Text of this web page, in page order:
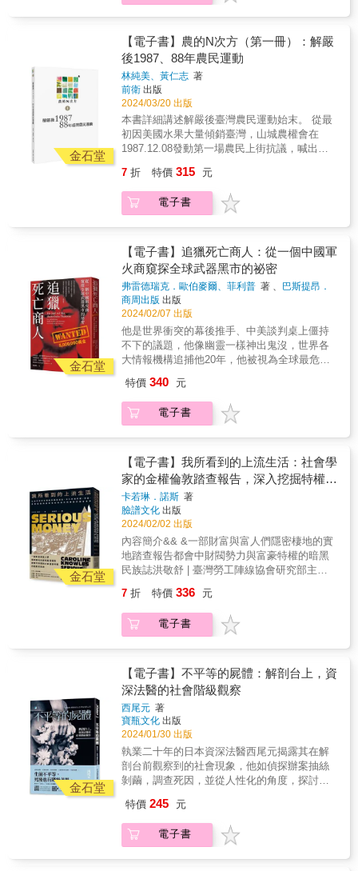
影響程度「相對」是比較輕微的，但也引起了
美國是如何面對這樣的危機，整個社會的各個
層面、各個機構都必須面對與病毒之間貨真價
實的「戰鬥」。書中除了從小人物的視角出發
來描寫整個社會怎麼因應危機外，也討論了其
他國家的做法，而臺灣正是屬於被高度讚揚的
一類。這一波疫情過去，但我們隨時必須要準
備好面對下一個未知的危機，這是屬於全民的
公衛基本功。而本書正是透過社會學家精采的
文筆，提供不可或缺的紀錄、批判，以及省
思。──陳方隅／美國臺灣觀測站主編、東吳大
學政治系助理教授&本書通過不同人物在
COVID-19疫情中的親身經歷，生動地展現了環
境變動對個人生活的深刻影響。這是一本不可
會結構。──陳端容／美國哥倫比亞大學社會學
博士、國立臺灣大學公共衛生學院健康行為與
社區科學研究所教授&2020年起的新冠疫情，
對於社會局勢發展以及人群生命處境有什麼影
響？這個歷史事件又可以帶來哪些啟發？這是
社會學家克林南柏格在這本書裡面想要告訴讀
者的兩件事情。他讓個人的微觀經驗與社會的
巨觀分析交織進行，藉以勾勒出疫情發展以來
的各種大小面向。本書內容雖然有美國中心的
格局限制，但臺灣、澳洲、英國等地的衛生策
且深入，再次強調了作者對於社會團結的關
注。這些創見，對於我們思考如何可能讓社會
在災難後浴火重生，非常重要。──陳嘉新／國
立陽明交通大學科技與社會研究所教授&【各界
好評】艾瑞克．克林南柏格透過七名歷經2020
年世界性大流行病的紐約人切身經驗，藉以探
討這場瘟疫的意義和影響，他的成果就是這本
既有人性的親密感又不失廣博的著作，揭示了
社會團結的重要性及其脆弱性。──伊麗莎白．
寇伯特（Elizabeth Kolbert）／普立茲獎得主、
《第六次大滅絕》作者&克林南伯格針對動蕩的
2020年蒐集到精采的「社會驗屍」報告，其中
散的&hellip;&hellip;這部對COVID-19當下混亂
和災難的優秀探討之作，能與勞倫斯．萊特
（Lawrence Wright）的《大疫年》（The
時，具備透徹的清醒、決心和團結精神。
──《書單》（Publishers Weekly）星級好評&
經過嚴密的研究......［克林南伯格］藉由七個
人物的側寫，向人們面對可怕困境時所展現的
韌性和慷慨致敬......這本書令人入迷，捕捉到
新冠大流行所特有的那種揮之不去的不確定
性，同時評估了其全球影響力，以及未來我們
可能面臨的挑戰。這本重要著作有其廣度。
──《圖書館雜誌》（Library Journal）星級好
評&文筆優美，研究透徹。──《經濟學人》
證無疑的研究文獻與曼恩本人的生命故事。本
在讓我倍感興奮，印象深刻。
&mdash;&mdash;德蕭恩・L・哈里森／《野獸
腹中：反肥胖與反黑人的政治》作者&&
尾聲笑說，『是民主社會的剋星。』」如果我
們希望能夠抵擋史骷髏那「我哪一點不如你」
的人性誘惑，如果我們還相信民主社會的真正
價值。或許我們可以從本書中找到一些答案。
&mdash;&mdash;李取中，《大誌雜誌》、
《The Affairs 週刊編集》總編輯&這本書雖然
說的是美國，但卻非常像是現在的台灣，值得
深思。&mdash;&mdash;蔡依橙，陪你看國際
新聞創辦人&當人類還在為訊息繭房、同溫層部
落化等現象困擾，還在為無孔不入的假新聞撕
裂社會感到憂懼，2023開年，全世界被
量製造看似通順暢達的文章，而其中可能有許
多包含錯誤、虛假訊息，並被人刻意散布。今
時此刻，當機器的智能化進展一日千里，「智
刻品讀。&mdash;&mdash;謝宇程，【真識】
知識內容服務創辦人&「無知」是個討人厭的東
西。因為無知，當在乎的人身心不適時，不知
該如何協助；因為無知，選舉時不知該投誰；
當社會出現爭議時，也不知該站在哪一邊。因
為無知，很多事情都不知該怎麼辦。然而，無
知是有救的，因為無知，所以去追求解答，詢
問專家。但在資訊發達的現代，卻量產了「不
知道自己無知」的人。這些人不僅帶給眾人紛
擾、給自己引來麻煩，還不知問題的源頭就是
&mdash;&mdash;冀劍制，華梵大學東方人文
思想研究所教授&湯姆．尼可斯正為真正了解自
己發言意義的勇敢知識份子而戰。在這本說服
為什麼專家經常被漠視，而我們又該做什麼讓
經認可的知識能被看重。&mdash;&mdash;勞
倫斯．弗里德曼（Sir Lawrence Freedman），
倫敦國王學院講座教授、戰爭史名著《戰略大
歷史》作者&正面面對後真相時代的危險問題並
提出解方。一本具有說服力的好書，完全就是
我們正需要的。&mdash;&mdash;伊恩．布雷
默（Ian Bremmer），政治顧問公司歐亞集團總
等&熱血十足&hellip;&hellip;熱中政治與新聞的
讀者將點頭如搗蒜。&mdash;&mdash;《出版
者週刊》（Publishers Weekly）&迫切的問
題，精闢的分析。&mdash;&mdash;《科克斯
書評》（Kirkus）
治理城市的實務經驗，反思汽車文化重鎮暨輸
沉痾與治安死角。他也探討近年道路文化的典
範轉移，公共政策除了設想私人機動車的空間
需求，也應考量行人步行舒適性、社區鄰里的
社交場所，以及對大自然最友善的土地利用方
式。打破交通運輸慣有的政策想像，創造符合
時代需求的新都會格局，我們就能在灰暗瀝青
地上找出城市永續的生機。&▌海外媒體好評讚
譽&娛樂性貫徹全書，不時可見笑料。──《紐
車問題中複雜的規則是怎麼影響到我們每一
作者是很內行的嚮導，能帶人認識這難解的議
題。──《科克斯書評》（Kirkus Reviews）&
本書有生動的案例與插圖&hellip;&hellip;葛瑞巴
爾提出證據、強而有力證明了停車空間少一
些，美國人的生活會更好得多。──《出版人週
刊》（Publishers Weekly）&▌國內推薦人口碑
好評&《神啊，請賜我一個停車位》這本書指出
了美國深陷於車本社會的代價，作者指出，美
國人期望停車不僅要「方便、易達、而且免
費」。本書的立論相當簡單：「美國停車位太
多，住房太少。」在整體社會過度仰賴汽車的
情形下，收入不平等的美國已將普通市民推向
卻矛盾地成為工薪階級討生活的硬需求，於是
陷入惡性循環。&回望臺灣，根據統計，我國截
至2024年3月已有超過860萬輛汽車。以每格停
的空間停放汽車，這相當於250萬戶14坪的單人
住房。多一輛車，就需要多一個停車位。車本
社會的隱形代價，除了對於安全與平等的衝擊
之外，在經濟效率上更有可能是一種負擔。美
國地大物博，或許還有一些條件可以浪費，但
用有限的空間，例如積極地推動高品質、可負
擔的大眾運輸系統，並有計畫減少對於私人車
輛的依賴。&2023年是臺灣行人道路安全倡議
元年。還路於民行人路權協會不僅關注交通安
境轉型而努力。──吳昀慶／「還路於民行人路
權促進會」常務監事&當「車本」成為事實，社
會就通往地獄(註1)。死傷狼藉只是顯性的惡
厄還有很多，例如：汙染；喪失步行環境使人
更依賴車輛，和慢性疾病纏身不無關係；公共
交通劣化帶來的不平等，有些人被迫喪失移動
的資格。&臺灣作家楊富閔說：「我在他們身上
看見一鄉鎮之交通史，交通史也是遺棄史。」
在減班或裁撤的公車路線後面的，是再也走不
出地方的阿公、阿嬤。如果一個社會缺乏公共
交通、人行環境，形同強迫人必須持有私家
必須正視社會中就是有許多人不會、不能、不
想或不適合開車：老人、學生、孩子、孕產
婦、病人、障礙者&hellip;&hellip;&日本人在半
個世紀前，就意識到自己的國土如此地狹人
生生的歷史。★ 挖掘市井小民生動精采的個人
史，與大歷史相扣合。
渴望擁抱。 街道流出的鮮血，是慾望，更是絕
當愛，一點一滴消失時。 & 金融風暴之後世界
的變化如雪崩降臨我們每一個人的頭上，人們
嚇呆了，來不及思考。 眾多的口號、仇恨，一
一崛起。 其中之一：反全球化！ 其中之二：反
移民！ 其中之三：不惜戰爭！ 川普的煽動力，
他指控的「犯罪」對象中國，成為顯學。 但我
們時代的答案不在美國當代，也不只在中國。
而是全球競爭力，正在由西向東移。美國目前
擊。 那句如愛情小說般的台詞：我們再也回不
去了；描述的不只是一段聚散離合，而是這個
已經相信自由貿易全球化約五十年的西方自由
主義，已經式微。 世界變了，但改變的不只是
全球化，更包括歐美不再是全球化必然的贏
家。 美國為了自救，正在重構二戰後所有的世
界秩序。 在變局中大國衝突捲起了千堆雪，美
中衝突牽制著臺海穩定，美俄衝突推動了二○二
二年俄烏之戰，人民成為無辜的祭品。 當美國
只希望看到自己的領先、拜登及川普只看到自
己的支持度之際，我們應該看到什麼？ 陳文茜
以明晰透澈的眼神，預言這驚心動魄的人間劇
碼。 我們活在一個逆轉的時代。 這個時代，愛
的信念，和平的信念，正在消失。
還事件所呈現的各種面向一個本來面目；當
然，也將一一印證各種錯誤言論、不當程序的
惡質意圖。 & 【共同推薦】 蕭新煌& 中央研究
院社會學研究所兼任研究員、總統府資政 蕭雄
淋& 北辰著作權事務所主持律師、臺北大學法
律系博碩士班兼任副教授 周繼祥& 中信金融管
理學院講座教授 梁永煌& 《今周刊》發行人 張
宏林& 社運工作者、臺大國發所校友 沈伯洋&
臺北大學犯罪學研究所副教授、立法委員
金石堂
【電子書】農的N次方（第一冊）：解嚴
後1987、88年農民運動
林純美、黃仁志 著
前衛 出版
2024/03/20 出版
本書詳細講述解嚴後臺灣農民運動始末。 從最
初因美國水果大量傾銷臺灣，山城農權會在
1987.12.08發動第一場農民上街抗議，喊出
北高兩地賤賣農民、冬季的學生農村生活營，
再到3.16農運第一次全臺灣農民大集結的反美
示威，以及4.26農運發出「老農不死，也絕不
2.28事件以來最激烈的街頭流血衝突，風起雲
湧的大規模農民運動戛然而止，及至6.28農運
分裂，同一天成立了兩個農民聯合組織。 除了
具有史料價值的文字外，本書也大量收錄當時
優秀的攝影記者所留下的作品，透過這些深具
時代感的珍貴影像，讀者能進一步體會當時臺
灣街頭運動的氛圍，眼前雖有鎮暴警察打人抓
人的肅殺，農民卻也勇敢踏上街頭喊出自己的
心聲。 本書還特別側重於農運中客家人所扮演
的角色，並就其中關鍵的人物，另撰專文介紹
原解嚴初期農運與客家人所具有的密切關聯
外，也有力的揭示了臺灣農民運動絕不等同於
5.20農運！ &
7 折 特價 315 元
電子書
金石堂
【電子書】追獵死亡商人：從一個中國軍
火商窺探全球武器黑市的祕密
弗雷德瑞克．歐伯麥爾、菲利普 著 、
巴斯提昂．
歐伯邁爾等著
商周出版 出版
2024/02/07 出版
他是世界衝突的幕後推手、中美談判桌上僵持
不下的議題，他像幽靈一樣神出鬼沒，世界各
大情報機構追捕他20年，他被視為全球最危險
報＊其他關鍵字：伊朗、中東衝突、以色列、
烏俄戰爭他被FBI通緝，懸賞金額高達五百萬美
金，CIA、NSA、MI6、以色列摩薩德和德國聯
或其他許多名字。他販賣最危險的武器技術，
利用空殼公司提供伊朗彈道技術在中東製造衝
突，違反武器禁運規定，讓俄國獲得對烏克蘭
戰爭需要的軍火。調查記者們花了五年時間追
蹤，從歐洲、以色列、美國到亞洲，發現了不
少疑點：通緝令自二〇〇六年發出至今，卡
爾．李始終能神龍見首不見尾。為什麼？誰在
保護他？美國有最先進的人造衛星，布網最密
的監視系統，竟然只弄到一張低像素的黑白照
片。因「巴拿馬文件」獲得普立茲獎的記者深
政治的幕後博弈、中國崛起的效應，並毫不留
情地指出西方的無能，以及世界新秩序最敏感
的問題。
特價 340 元
電子書
金石堂
【電子書】我所看到的上流生活：社會學
家的金權倫敦踏查報告，深入挖掘特權、
財富、金融投機與嚴密階級高牆共同掩蔽
的都會實景
卡若琳．諾斯 著
臉譜文化 出版
2024/02/02 出版
內容簡介&& &一部財富與富人們隱密棲地的實
地踏查報告都會中財閥勢力與富豪特權的暗黑
民族誌洪敬舒 | 臺灣勞工陣線協會研究部主任
生活》作者盧郁佳 | 作家丹尼．道靈（Danny
Dorling） &| 《大減速》（Slowdown）作者
&mdash;&mdash;推薦🌃貧窮與超乎想像的富
財，以及窮人在當中愈陷愈深的赤貧跟剝奪。
究竟是什麼，讓屬於公眾的都市變成這副模
樣？在倫敦這座國際大都市，有錢人的數量及
資產規模正以驚人速度增長。超級富豪是這座
城市最令人不安也最神祕的存在。他們過著不
論在社會、政治或環境層面上，都不具永續性
的生活，也成了我們這時代亟待解決的問題。
上世紀至今的歷代英國政府蓄意建構一種政經
生態系，去支撐匯集於私人手中的極端財富；
主政者稱之為「一道能讓大小船隻一起上漲的
地步，倫敦精華地段富人飲美酒、搭名車、享
豪宴、著華服的同時，同一區內38%的兒童卻
生活在貧窮中。我們對這群富豪的認識少之又
7 折 特價 336 元
電子書
金石堂
【電子書】不平等的屍體：解剖台上，資
深法醫的社會階級觀察
西尾元 著
寶瓶文化 出版
2024/01/30 出版
執業二十年的日本資深法醫西尾元揭露其在解
剖台前觀察到的社會現象，他如偵探辦案抽絲
剝繭，調查死因，並從人性化的角度，探討隱
的屍體 / 孤獨的屍體 / 衰老的屍體 /自殺與被害
的屍體 / 幸福的屍體 / ……生前不平等，死後
也有階級差異。無法以「病死」一言蔽之的遺
特價 245 元
電子書